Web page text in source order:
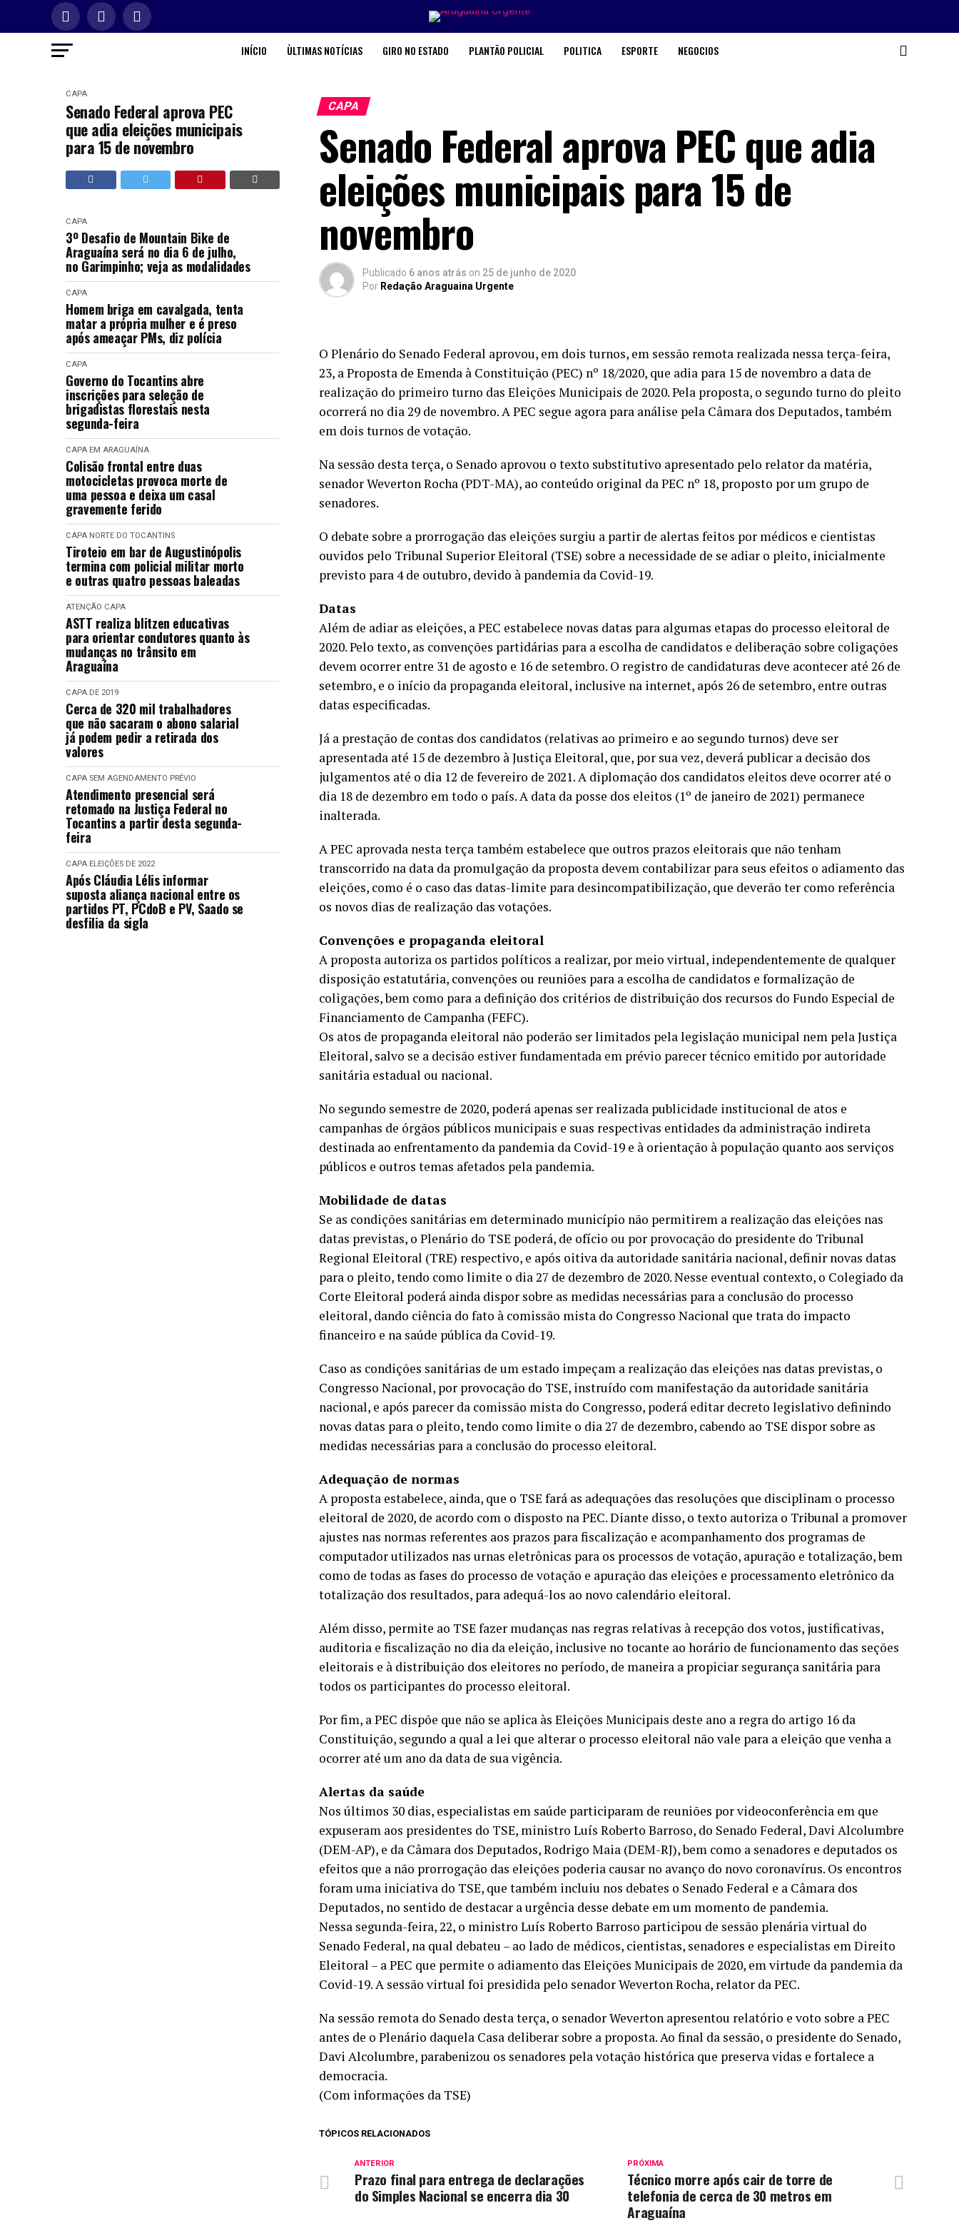
INÍCIO ÙLTIMAS NOTÍCIAS GIRO NO ESTADO PLANTÃO POLICIAL POLITICA ESPORTE NEGOCIOS
CAPA
Senado Federal aprova PEC
que adia eleições municipais
para 15 de novembro
CAPA
3º Desafio de Mountain Bike de
Araguaína será no dia 6 de julho,
no Garimpinho; veja as modalidades
CAPA
Homem briga em cavalgada, tenta
matar a própria mulher e é preso
após ameaçar PMs, diz polícia
CAPA
Governo do Tocantins abre
inscrições para seleção de
brigadistas florestais nesta
segunda-feira
CAPA EM ARAGUAÍNA
Colisão frontal entre duas
motocicletas provoca morte de
uma pessoa e deixa um casal
gravemente ferido
CAPA NORTE DO TOCANTINS
Tiroteio em bar de Augustinópolis
termina com policial militar morto
e outras quatro pessoas baleadas
ATENÇÃO CAPA
ASTT realiza blitzen educativas
para orientar condutores quanto às
mudanças no trânsito em
Araguaína
CAPA DE 2019
Cerca de 320 mil trabalhadores
que não sacaram o abono salarial
já podem pedir a retirada dos
valores
CAPA SEM AGENDAMENTO PRÉVIO
Atendimento presencial será
retomado na Justiça Federal no
Tocantins a partir desta segunda-
feira
CAPA ELEIÇÕES DE 2022
Após Cláudia Lélis informar
suposta aliança nacional entre os
partidos PT, PCdoB e PV, Saado se
desfilia da sigla
CAPA
Senado Federal aprova PEC que adia
eleições municipais para 15 de
novembro
Publicado 6 anos atrás on 25 de junho de 2020
Por Redação Araguaina Urgente
O Plenário do Senado Federal aprovou, em dois turnos, em sessão remota realizada nessa terça-feira,
23, a Proposta de Emenda à Constituição (PEC) nº 18/2020, que adia para 15 de novembro a data de
realização do primeiro turno das Eleições Municipais de 2020. Pela proposta, o segundo turno do pleito
ocorrerá no dia 29 de novembro. A PEC segue agora para análise pela Câmara dos Deputados, também
em dois turnos de votação.
Na sessão desta terça, o Senado aprovou o texto substitutivo apresentado pelo relator da matéria,
senador Weverton Rocha (PDT-MA), ao conteúdo original da PEC nº 18, proposto por um grupo de
senadores.
O debate sobre a prorrogação das eleições surgiu a partir de alertas feitos por médicos e cientistas
ouvidos pelo Tribunal Superior Eleitoral (TSE) sobre a necessidade de se adiar o pleito, inicialmente
previsto para 4 de outubro, devido à pandemia da Covid-19.
Datas
Além de adiar as eleições, a PEC estabelece novas datas para algumas etapas do processo eleitoral de
2020. Pelo texto, as convenções partidárias para a escolha de candidatos e deliberação sobre coligações
devem ocorrer entre 31 de agosto e 16 de setembro. O registro de candidaturas deve acontecer até 26 de
setembro, e o início da propaganda eleitoral, inclusive na internet, após 26 de setembro, entre outras
datas especificadas.
Já a prestação de contas dos candidatos (relativas ao primeiro e ao segundo turnos) deve ser
apresentada até 15 de dezembro à Justiça Eleitoral, que, por sua vez, deverá publicar a decisão dos
julgamentos até o dia 12 de fevereiro de 2021. A diplomação dos candidatos eleitos deve ocorrer até o
dia 18 de dezembro em todo o país. A data da posse dos eleitos (1º de janeiro de 2021) permanece
inalterada.
A PEC aprovada nesta terça também estabelece que outros prazos eleitorais que não tenham
transcorrido na data da promulgação da proposta devem contabilizar para seus efeitos o adiamento das
eleições, como é o caso das datas-limite para desincompatibilização, que deverão ter como referência
os novos dias de realização das votações.
Convenções e propaganda eleitoral
A proposta autoriza os partidos políticos a realizar, por meio virtual, independentemente de qualquer
disposição estatutária, convenções ou reuniões para a escolha de candidatos e formalização de
coligações, bem como para a definição dos critérios de distribuição dos recursos do Fundo Especial de
Financiamento de Campanha (FEFC).
Os atos de propaganda eleitoral não poderão ser limitados pela legislação municipal nem pela Justiça
Eleitoral, salvo se a decisão estiver fundamentada em prévio parecer técnico emitido por autoridade
sanitária estadual ou nacional.
No segundo semestre de 2020, poderá apenas ser realizada publicidade institucional de atos e
campanhas de órgãos públicos municipais e suas respectivas entidades da administração indireta
destinada ao enfrentamento da pandemia da Covid-19 e à orientação à população quanto aos serviços
públicos e outros temas afetados pela pandemia.
Mobilidade de datas
Se as condições sanitárias em determinado município não permitirem a realização das eleições nas
datas previstas, o Plenário do TSE poderá, de ofício ou por provocação do presidente do Tribunal
Regional Eleitoral (TRE) respectivo, e após oitiva da autoridade sanitária nacional, definir novas datas
para o pleito, tendo como limite o dia 27 de dezembro de 2020. Nesse eventual contexto, o Colegiado da
Corte Eleitoral poderá ainda dispor sobre as medidas necessárias para a conclusão do processo
eleitoral, dando ciência do fato à comissão mista do Congresso Nacional que trata do impacto
financeiro e na saúde pública da Covid-19.
Caso as condições sanitárias de um estado impeçam a realização das eleições nas datas previstas, o
Congresso Nacional, por provocação do TSE, instruído com manifestação da autoridade sanitária
nacional, e após parecer da comissão mista do Congresso, poderá editar decreto legislativo definindo
novas datas para o pleito, tendo como limite o dia 27 de dezembro, cabendo ao TSE dispor sobre as
medidas necessárias para a conclusão do processo eleitoral.
Adequação de normas
A proposta estabelece, ainda, que o TSE fará as adequações das resoluções que disciplinam o processo
eleitoral de 2020, de acordo com o disposto na PEC. Diante disso, o texto autoriza o Tribunal a promover
ajustes nas normas referentes aos prazos para fiscalização e acompanhamento dos programas de
computador utilizados nas urnas eletrônicas para os processos de votação, apuração e totalização, bem
como de todas as fases do processo de votação e apuração das eleições e processamento eletrônico da
totalização dos resultados, para adequá-los ao novo calendário eleitoral.
Além disso, permite ao TSE fazer mudanças nas regras relativas à recepção dos votos, justificativas,
auditoria e fiscalização no dia da eleição, inclusive no tocante ao horário de funcionamento das seções
eleitorais e à distribuição dos eleitores no período, de maneira a propiciar segurança sanitária para
todos os participantes do processo eleitoral.
Por fim, a PEC dispõe que não se aplica às Eleições Municipais deste ano a regra do artigo 16 da
Constituição, segundo a qual a lei que alterar o processo eleitoral não vale para a eleição que venha a
ocorrer até um ano da data de sua vigência.
Alertas da saúde
Nos últimos 30 dias, especialistas em saúde participaram de reuniões por videoconferência em que
expuseram aos presidentes do TSE, ministro Luís Roberto Barroso, do Senado Federal, Davi Alcolumbre
(DEM-AP), e da Câmara dos Deputados, Rodrigo Maia (DEM-RJ), bem como a senadores e deputados os
efeitos que a não prorrogação das eleições poderia causar no avanço do novo coronavírus. Os encontros
foram uma iniciativa do TSE, que também incluiu nos debates o Senado Federal e a Câmara dos
Deputados, no sentido de destacar a urgência desse debate em um momento de pandemia.
Nessa segunda-feira, 22, o ministro Luís Roberto Barroso participou de sessão plenária virtual do
Senado Federal, na qual debateu – ao lado de médicos, cientistas, senadores e especialistas em Direito
Eleitoral – a PEC que permite o adiamento das Eleições Municipais de 2020, em virtude da pandemia da
Covid-19. A sessão virtual foi presidida pelo senador Weverton Rocha, relator da PEC.
Na sessão remota do Senado desta terça, o senador Weverton apresentou relatório e voto sobre a PEC
antes de o Plenário daquela Casa deliberar sobre a proposta. Ao final da sessão, o presidente do Senado,
Davi Alcolumbre, parabenizou os senadores pela votação histórica que preserva vidas e fortalece a
democracia.
(Com informações da TSE)
TÓPICOS RELACIONADOS
PRÓXIMA
Técnico morre após cair de torre de
telefonia de cerca de 30 metros em
Araguaína
ANTERIOR
Prazo final para entrega de declarações
do Simples Nacional se encerra dia 30